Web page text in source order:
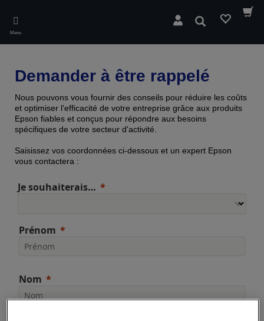
main
content
Menu
Rechercher
Demander à être rappelé
Nous pouvons vous fournir des conseils pour réduire les coûts
et optimiser l'efficacité de votre entreprise grâce aux produits
Epson fiables et conçus pour répondre aux besoins
spécifiques de votre secteur d'activité.
Saisissez vos coordonnées ci-dessous et un expert Epson
vous contactera :
Je souhaiterais…
Prénom
Nom